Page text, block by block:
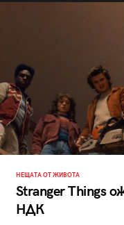
НЕЩАТА ОТ ЖИВОТА
Stranger Things
НДК